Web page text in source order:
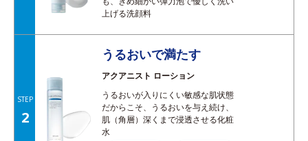
上げる洗顔料
STEP
2
うるおいで満たす
アクアニスト ローション
うるおいが入りにくい敏感な肌状態
だからこそ、うるおいを与え続け、
肌（角層）深くまで浸透させる化粧
水